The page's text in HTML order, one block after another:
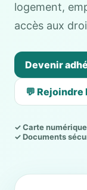
logement,
accès aux
Devenir
💬 Rejoindre
✓ Carte
✓ Documents